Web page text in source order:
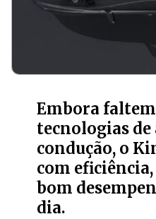
Embora
tecnologias de
condução, o
com
bom
dia.